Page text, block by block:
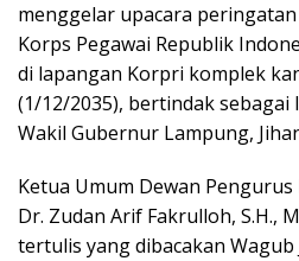
menggelar upacara
Korps Pegawai Republik
di lapangan Korpri komplek
(1/12/2035), bertindak sebagai
Wakil Gubernur Lampung,
Ketua Umum Dewan Pengurus
Dr. Zudan Arif Fakrulloh, S.H.,
tertulis yang dibacakan Wagub